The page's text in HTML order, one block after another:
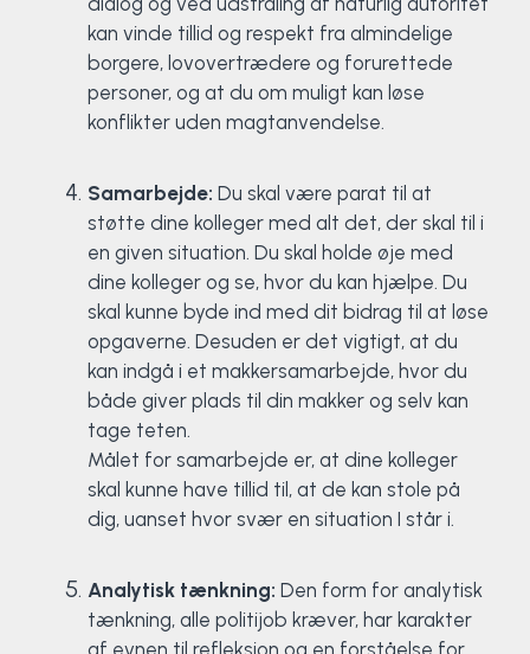
kan vinde tillid og respekt fra almindelige
borgere, lovovertrædere og forurettede
personer, og at du om muligt kan løse
konflikter uden magtanvendelse.
Samarbejde: Du skal være parat til at
støtte dine kolleger med alt det, der skal til i
en given situation. Du skal holde øje med
dine kolleger og se, hvor du kan hjælpe. Du
skal kunne byde ind med dit bidrag til at løse
opgaverne. Desuden er det vigtigt, at du
kan indgå i et makkersamarbejde, hvor du
både giver plads til din makker og selv kan
tage teten.
Målet for samarbejde er, at dine kolleger
skal kunne have tillid til, at de kan stole på
dig, uanset hvor svær en situation I står i.
Analytisk tænkning: Den form for analytisk
tænkning, alle politijob kræver, har karakter
af evnen til refleksion og en forståelse for,